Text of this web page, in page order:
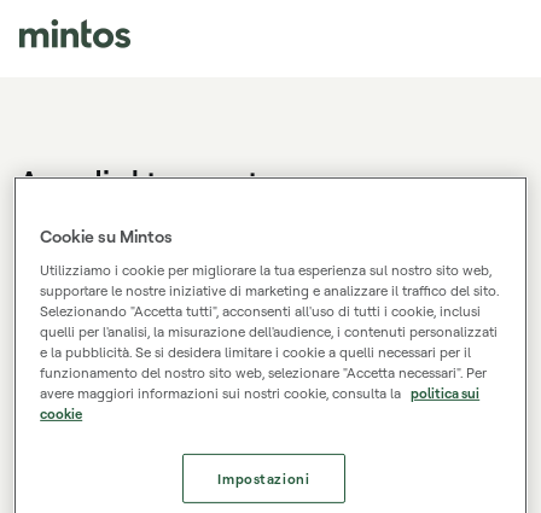
Accedi al tuo conto
Non hai un account Mintos?
Indirizzo email
Password
Login
Cookie su Mintos
Utilizziamo i cookie per migliorare la tua esperienza sul nostro sito web,
supportare le nostre iniziative di marketing e analizzare il traffico del sito.
Selezionando "Accetta tutti", acconsenti all'uso di tutti i cookie, inclusi
quelli per l'analisi, la misurazione dell'audience, i contenuti personalizzati
e la pubblicità. Se si desidera limitare i cookie a quelli necessari per il
funzionamento del nostro sito web, selezionare "Accetta necessari". Per
avere maggiori informazioni sui nostri cookie, consulta la politica sui
cookie
Impostazioni